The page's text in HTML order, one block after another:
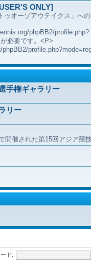
ONLY]
ゥオーゾアウテイクス」へ
phpBB2/profile.php?
必要です。<P>
手権ギャラリー
リー
開催された第15回アジア競
ド: